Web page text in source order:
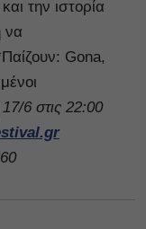
την ιστορία
να
Gona,
6 στις 22:00